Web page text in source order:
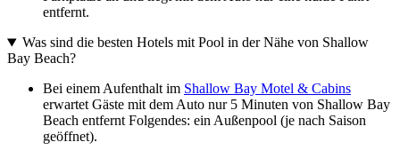
entfernt.
Was sind die besten Hotels mit Pool in der Nähe von Shallow
Bay Beach?
Bei einem Aufenthalt im Shallow Bay Motel & Cabins
erwartet Gäste mit dem Auto nur 5 Minuten von Shallow Bay
Beach entfernt Folgendes: ein Außenpool (je nach Saison
geöffnet).